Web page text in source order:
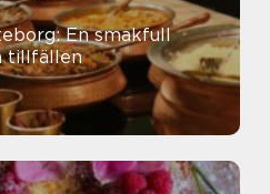
En smakfull
tillfällen